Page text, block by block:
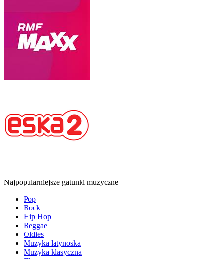
Najpopularniejsze gatunki muzyczne
Pop
Rock
Hip Hop
Reggae
Oldies
Muzyka latynoska
Muzyka klasyczna